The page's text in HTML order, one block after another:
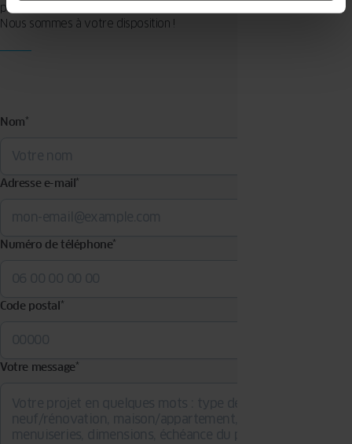
produits.
Nous sommes à votre disposition !
Nom*
Adresse e-mail*
Numéro de téléphone*
Code postal*
Votre message*